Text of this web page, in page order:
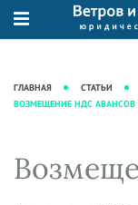
О нас
Рекомендации
Преимущества
фирмы
Юридические
Налоговая
База знаний
практики"
Аудиоподкасты
ГЛАВНАЯ СТАТЬИ
ВОЗМЕЩЕНИЕ НДС АВАНСОВ